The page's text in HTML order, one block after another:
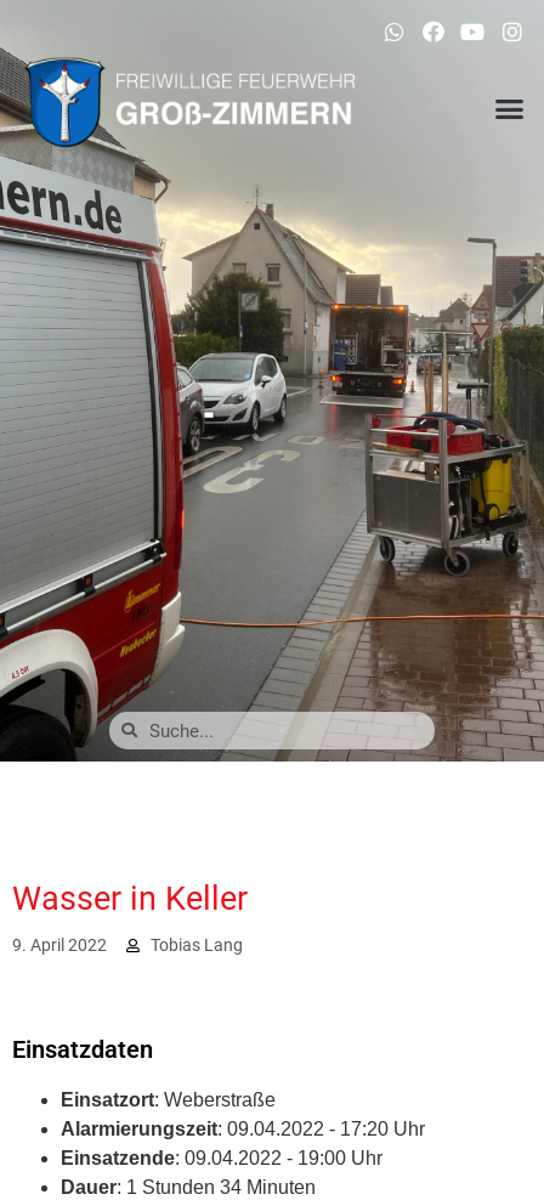
Wasser in Keller
9. April 2022 Tobias Lang
Einsatzdaten
Einsatzort: Weberstraße
Alarmierungszeit: 09.04.2022 - 17:20 Uhr
Einsatzende: 09.04.2022 - 19:00 Uhr
Dauer: 1 Stunden 34 Minuten